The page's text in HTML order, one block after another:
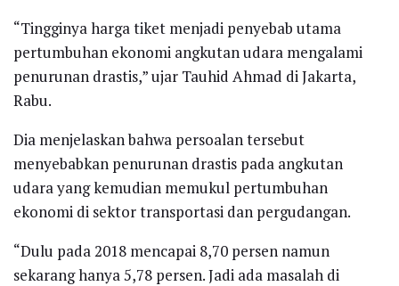
“Tingginya harga tiket menjadi penyebab utama
pertumbuhan ekonomi angkutan udara mengalami
penurunan drastis,” ujar Tauhid Ahmad di Jakarta,
Rabu.
Dia menjelaskan bahwa persoalan tersebut
menyebabkan penurunan drastis pada angkutan
udara yang kemudian memukul pertumbuhan
ekonomi di sektor transportasi dan pergudangan.
“Dulu pada 2018 mencapai 8,70 persen namun
sekarang hanya 5,78 persen. Jadi ada masalah di